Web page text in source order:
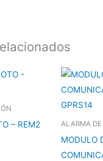
– REM2 ALARMA
MODULO